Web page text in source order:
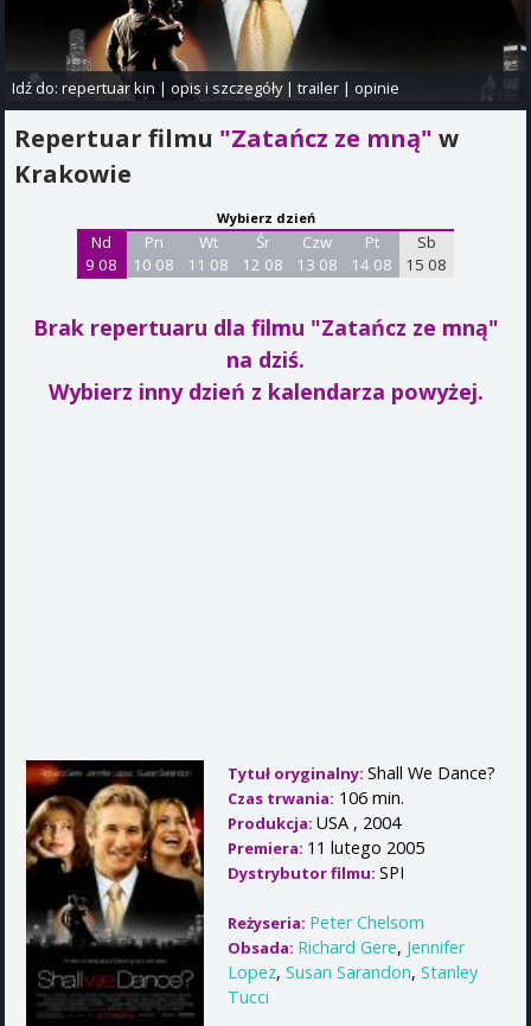
Idź do:repertuar kin |opis i szczegóły|trailer |opinie
Repertuar filmu "Zatańcz ze mną" w
Krakowie
Wybierz dzień
Nd
9 08
Pn
10 08
Wt
11 08
Śr
12 08
Czw
13 08
Pt
14 08
Sb
15 08
Brak repertuaru dla filmu "Zatańcz ze mną"
na dziś.
Wybierz inny dzień z kalendarza powyżej.
Tytuł oryginalny: Shall We Dance?
Czas trwania: 106 min.
Produkcja: USA , 2004
Premiera: 11 lutego 2005
Dystrybutor filmu: SPI
Reżyseria: Peter Chelsom
Obsada: Richard Gere, Jennifer
Lopez, Susan Sarandon, Stanley
Tucci